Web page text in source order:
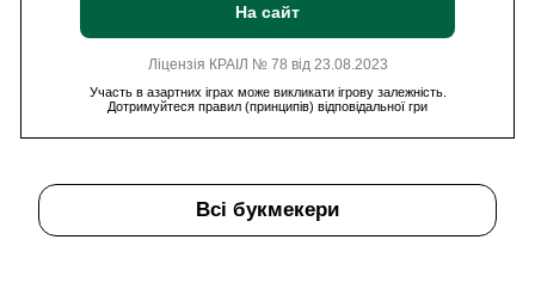
На сайт
Ліцензія КРАІЛ № 78 від 23.08.2023
Участь в азартних іграх може викликати ігрову залежність.
Дотримуйтеся правил (принципів) відповідальної гри
Всі букмекери